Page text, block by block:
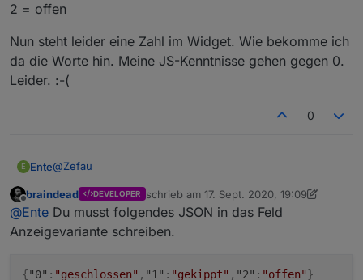
2 = offen
Nun steht leider eine Zahl im Widget. Wie bekomme ich
da die Worte hin. Meine JS-Kenntnisse gehen gegen 0.
Leider. :-(
0
E Ente@Zefau
Ich weiß, dass ist eher JS, aber wie kann ich folgendes
umsetzen:
Meine Fenstergriffe haben 3 Stati:
1 = gekippt
Offline
braindead DEVELOPER schrieb am 17. Sept. 2020, 19:09
zuletzt editiert von braindead
@Ente Du musst folgendes JSON in das Feld
Anzeigevariante schreiben.
{"0" : "geschlossen" , "1" : "gekippt" , "2" : "offen"}